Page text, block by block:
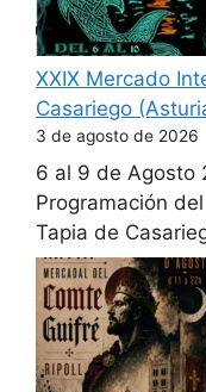
XXIX Mercado
Casariego
3 de agosto de 2026
6 al 9 de Agosto
Programación
Tapia de